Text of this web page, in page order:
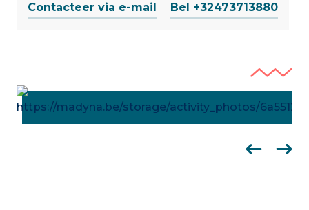
Contacteer via e-mail Bel +32473713880